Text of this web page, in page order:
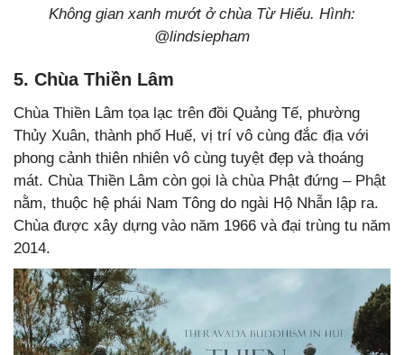
Không gian xanh mướt ở chùa Từ Hiếu. Hình:
@lindsiepham
5. Chùa Thiền Lâm
Chùa Thiền Lâm tọa lạc trên đồi Quảng Tế, phường
Thủy Xuân, thành phố Huế, vị trí vô cùng đắc địa với
phong cảnh thiên nhiên vô cùng tuyệt đẹp và thoáng
mát. Chùa Thiền Lâm còn gọi là chùa Phật đứng – Phật
nằm, thuộc hệ phái Nam Tông do ngài Hộ Nhẫn lập ra.
Chùa được xây dựng vào năm 1966 và đại trùng tu năm
2014.